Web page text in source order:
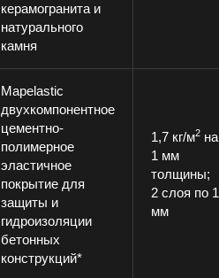
керамогранита и
натурального
камня
Mapelastic
двухкомпонентное
цементно-
полимерное
эластичное
покрытие для
защиты и
гидроизоляции
бетонных
конструкций*
1,7 кг/м2 на
1 мм
толщины;
2 слоя по 1
мм